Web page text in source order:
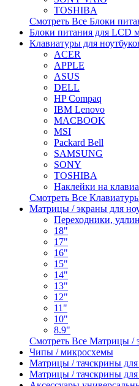
TOSHIBA
Смотреть Все Блоки
Блоки питания для LCD
Клавиатуры для
ACER
APPLE
ASUS
DELL
HP Compaq
IBM Lenovo
MACBOOK
MSI
Packard Bell
SAMSUNG
SONY
TOSHIBA
Наклейки на
Смотреть Все
Матрицы / экраны для
Переходники,
18"
17"
16"
15"
14"
13"
12"
11"
10"
8.9"
Смотреть Все Матрицы /
Чипы / микросхемы
Матрицы / тачскрины
Матрицы / тачскрины